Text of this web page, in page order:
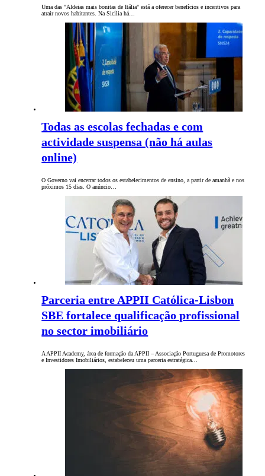
Uma das "Aldeias mais bonitas de Itália" está a oferecer benefícios e incentivos para
atrair novos habitantes. Na Sicília há…
Todas as escolas fechadas e com
actividade suspensa (não há aulas
online)
O Governo vai encerrar todos os estabelecimentos de ensino, a partir de amanhã e nos
próximos 15 dias. O anúncio…
Parceria entre APPII Católica-Lisbon
SBE fortalece qualificação profissional
no sector imobiliário
A APPII Academy, área de formação da APPII – Associação Portuguesa de Promotores
e Investidores Imobiliários, estabeleceu uma parceria estratégica…